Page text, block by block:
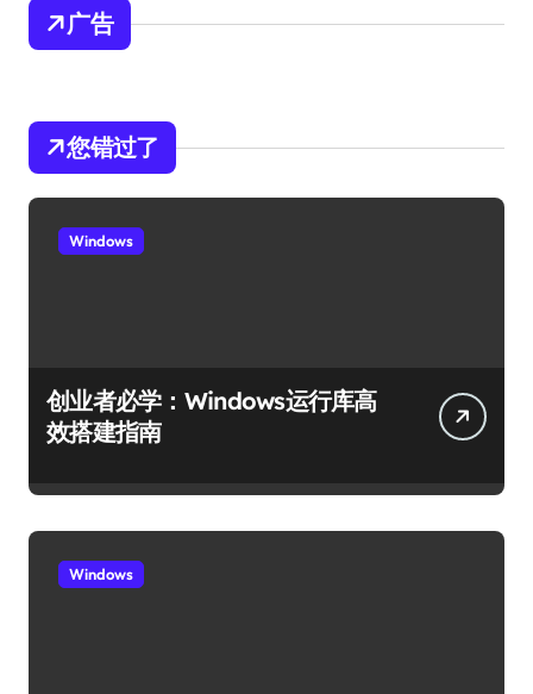
广告
您错过了
Windows
创业者必学：Windows运行库高
效搭建指南
Windows